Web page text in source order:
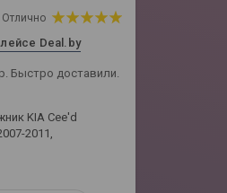
Отлично
Deal.by
Быстро доставили.
KIA Cee'd
2011,